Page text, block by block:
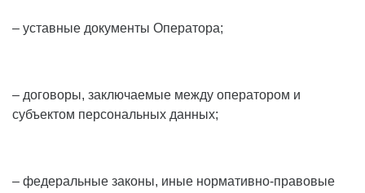
– уставные документы Оператора;
– договоры, заключаемые между оператором и
субъектом персональных данных;
– федеральные законы, иные нормативно-правовые